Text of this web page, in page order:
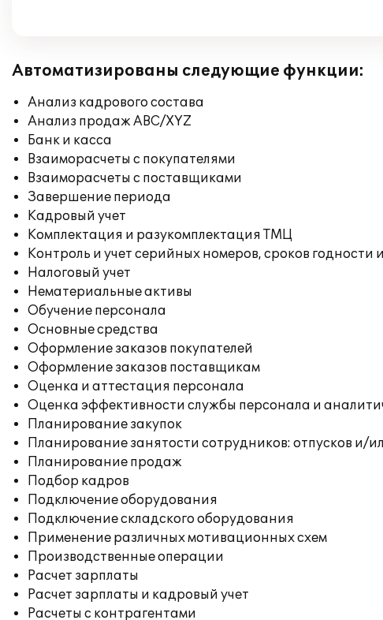
Автоматизированы следующие функции:
Анализ кадрового состава
Анализ продаж ABC/XYZ
Банк и касса
Взаиморасчеты с покупателями
Взаиморасчеты с поставщиками
Завершение периода
Кадровый учет
Комплектация и разукомплектация ТМЦ
Контроль и учет серийных номеров, сроков годности
Налоговый учет
Нематериальные активы
Обучение персонала
Основные средства
Оформление заказов покупателей
Оформление заказов поставщикам
Оценка и аттестация персонала
Оценка эффективности службы персонала и
Планирование закупок
Планирование занятости сотрудников: отпусков и/
Планирование продаж
Подбор кадров
Подключение оборудования
Подключение складского оборудования
Применение различных мотивационных схем
Производственные операции
Расчет зарплаты
Расчет зарплаты и кадровый учет
Расчеты с контрагентами